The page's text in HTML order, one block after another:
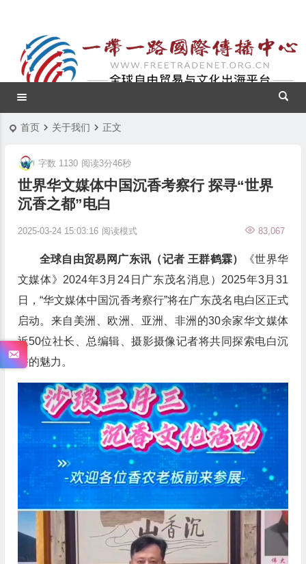
首页 关于我们 正文
世界华文媒体中国沉香考察行 探寻“世界
沉香之都”电白
2025-03-24 15:03:16 83,067
字数 1130 阅读3分46秒
阅读模式
全球自由贸易网广东讯（记者 王群鹤霖）
《世界华
文媒体》2024年3月24日广东茂名消息）2025年3月31
日，“华文媒体中国沉香考察行”将在广东茂名电白区正式
启动。来自美洲、欧洲、亚洲、非洲的30余家华文媒体
近50位社长、总编辑、摄影摄像记者将共同探索电白沉
香的魅力。